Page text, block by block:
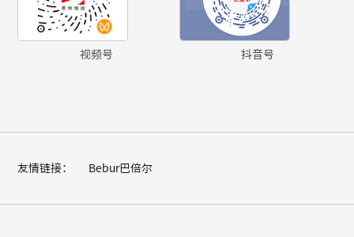
视频号 抖音号
友情链接： Bebur巴倍尔